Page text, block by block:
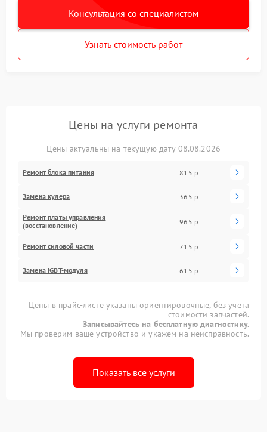
Консультация со специалистом
Узнать стоимость работ
Цены на услуги ремонта
Цены актуальны на текущую дату 08.08.2026
Ремонт блока питания 815 р
Замена кулера 365 р
Ремонт платы управления
(восстановление)
965 р
Ремонт силовой части 715 р
Замена IGBT-модуля 615 р
Цены в прайс-листе указаны ориентировочные, без учета
стоимости запчастей.
Записывайтесь на бесплатную диагностику.
Мы проверим ваше устройство и укажем на неисправность.
Показать все услуги